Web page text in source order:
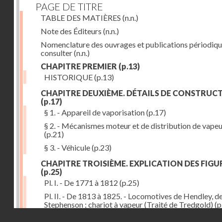
PAGE DE TITRE
TABLE DES MATIÈRES (n.n.)
Note des Éditeurs (n.n.)
Nomenclature des ouvrages et publications
consulter(n.n.)
CHAPITRE PREMIER (p.13)
HISTORIQUE(p.13)
CHAPITRE DEUXIÈME. DÉTAILS DE
(p.17)
§ 1. - Appareil de vaporisation(p.17)
§ 2. - Mécanismes moteur et de distribution de
(p.21)
§ 3. - Véhicule(p.23)
CHAPITRE TROISIÈME. EXPLICATION DES
(p.25)
Pl. I. - De 1771 à 1812 (p.25)
Pl. II. - De 1813 à 1825. - Locomotives de Hendley,
Stephenson ; chariot à vapeur (Traité de Tredgold)